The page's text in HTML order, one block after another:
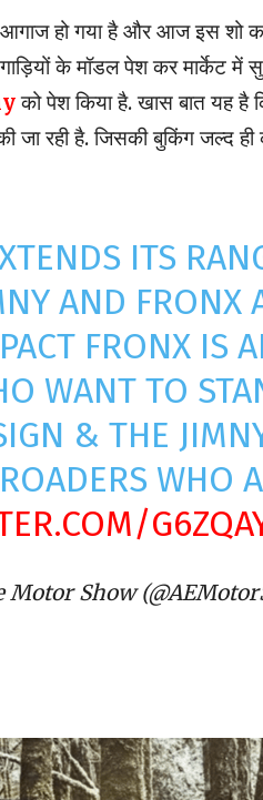
हो गया है और आज इस शो
के मॉडल पेश कर मार्केट में
को पेश किया है. खास बात यह
जा रही है. जिसकी बुकिंग जल्द
ITS
AND FRONX
FRONX IS
WANT TO
& THE
WHO
Show